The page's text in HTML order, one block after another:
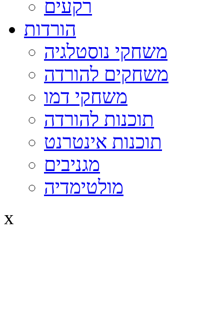
רקעים
הורדות
משחקי נוסטלגיה
משחקים להורדה
משחקי דמו
תוכנות להורדה
תוכנות אינטרנט
מגניבים
מולטימדיה
x